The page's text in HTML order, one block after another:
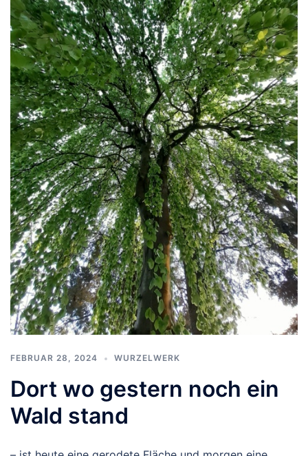
FEBRUAR 28, 2024 WURZELWERK
Dort wo gestern noch ein
Wald stand